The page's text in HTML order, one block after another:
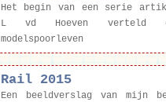
Het begin van een serie
L vd Hoeven verteld
modelspoorleven
Rail 2015
Een beeldverslag van mijn